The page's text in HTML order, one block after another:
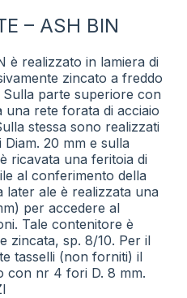
– ASH BIN
è realizzato in lamiera di
zincato a freddo
parte superiore con
una rete forata di acciaio
stessa sono realizzati
20 mm e sulla
ricavata una feritoia di
al conferimento della
later ale è realizzata una
per accedere al
Tale contenitore è
zincata, sp. 8/10. Per il
tasselli (non forniti) il
con nr 4 fori D. 8 mm.